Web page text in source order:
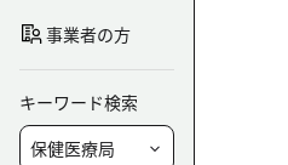
事業者の方
キーワード検索